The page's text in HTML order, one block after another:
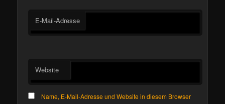
E-Mail-Adresse
Website
Name, E-Mail-Adresse und Website in diesem Browser